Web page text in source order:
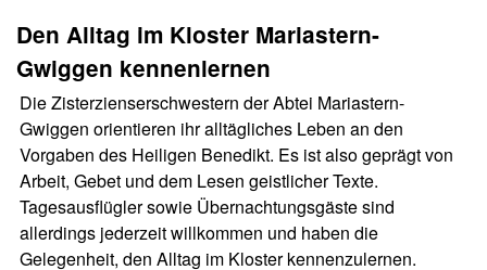
Den Alltag im Kloster Mariastern-
Gwiggen kennenlernen
Die Zisterzienserschwestern der Abtei Mariastern-
Gwiggen orientieren ihr alltägliches Leben an den
Vorgaben des Heiligen Benedikt. Es ist also geprägt von
Arbeit, Gebet und dem Lesen geistlicher Texte.
Tagesausflügler sowie Übernachtungsgäste sind
allerdings jederzeit willkommen und haben die
Gelegenheit, den Alltag im Kloster kennenzulernen.